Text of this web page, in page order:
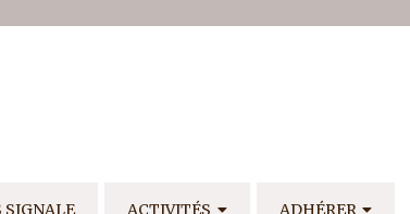
SIGNALE ACTIVITÉS ADHÉRER